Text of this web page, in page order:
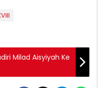
Milad Aisyiyah Ke